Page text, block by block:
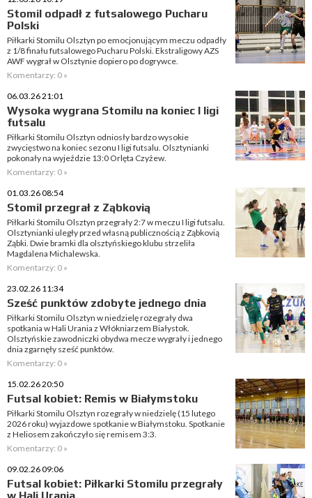
Stomil odpadł z futsalowego Pucharu
Polski
Piłkarki Stomilu Olsztyn po emocjonującym meczu odpadły
z 1/8 finału futsalowego Pucharu Polski. Ekstraligowy AZS
AWF wygrał w Olsztynie dopiero po dogrywce.
Komentarzy: 0 »
06.03.26 21:01
Wysoka wygrana Stomilu na koniec I ligi
futsalu
Piłkarki Stomilu Olsztyn odniosły bardzo wysokie
zwycięstwo na koniec sezonu I ligi futsalu. Olsztynianki
pokonały na wyjeździe 13:0 Orlęta Czyżew.
Komentarzy: 0 »
01.03.26 08:54
Stomil przegrał z Ząbkovią
Piłkarki Stomilu Olsztyn przegrały 2:7 w meczu I ligi futsalu.
Olsztynianki uległy przed własną publicznością z Ząbkovią
Ząbki. Dwie bramki dla olsztyńskiego klubu strzeliła
Magdalena Michalewska.
Komentarzy: 0 »
23.02.26 11:34
Sześć punktów zdobyte jednego dnia
Piłkarki Stomilu Olsztyn w niedzielę rozegrały dwa
spotkania w Hali Urania z Włókniarzem Białystok.
Olsztyńskie zawodniczki obydwa mecze wygrały i jednego
dnia zgarnęły sześć punktów.
Komentarzy: 0 »
15.02.26 20:50
Futsal kobiet: Remis w Białymstoku
Piłkarki Stomilu Olsztyn rozegrały w niedzielę (15 lutego
2026 roku) wyjazdowe spotkanie w Białymstoku. Spotkanie
z Heliosem zakończyło się remisem 3:3.
Komentarzy: 0 »
09.02.26 09:06
Futsal kobiet: Piłkarki Stomilu przegrały